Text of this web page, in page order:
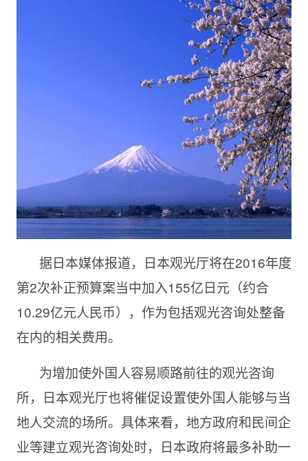
据日本媒体报道，日本观光厅将在2016年度
第2次补正预算案当中加入155亿日元（约合
10.29亿元人民币），作为包括观光咨询处整备
在内的相关费用。
为增加使外国人容易顺路前往的观光咨询
所，日本观光厅也将催促设置使外国人能够与当
地人交流的场所。具体来看，地方政府和民间企
业等建立观光咨询处时，日本政府将最多补助一